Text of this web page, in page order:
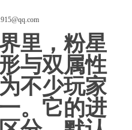
里，粉星
与双属性
不少玩家
。它的进